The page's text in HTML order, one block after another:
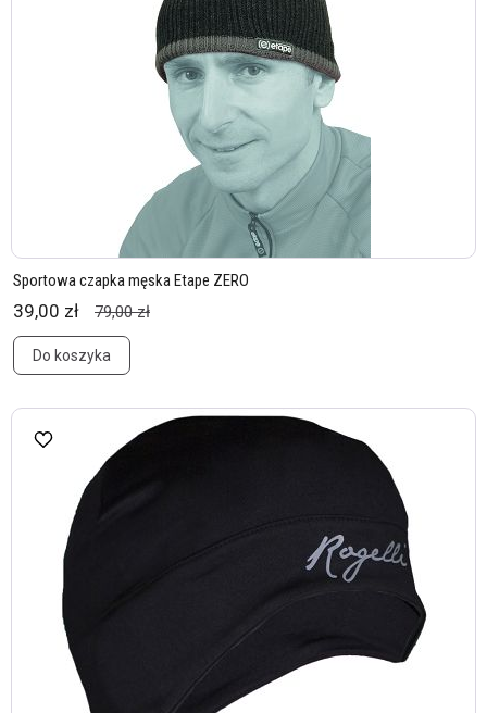
Sportowa czapka męska Etape ZERO
39,00 zł 79,00 zł
Do koszyka